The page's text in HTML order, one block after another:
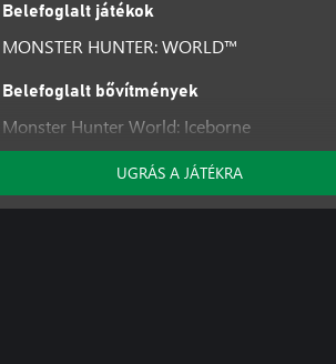
Belefoglalt játékok
MONSTER HUNTER: WORLD™
Belefoglalt bővítmények
Monster Hunter World: Iceborne
UGRÁS A JÁTÉKRA